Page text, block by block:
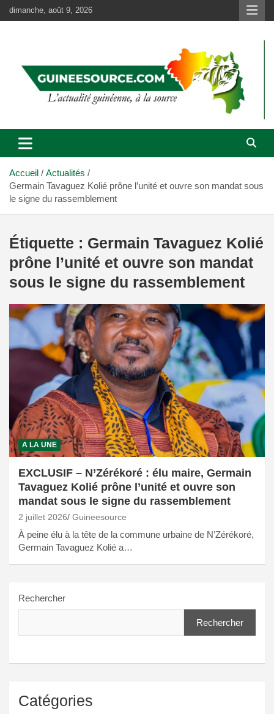
Aller
au
dimanche, août 9, 2026
Accueil
Actualités
Germain Tavaguez Kolié prône l’unité et ouvre son mandat sous
le signe du rassemblement
Étiquette : Germain Tavaguez Kolié
prône l’unité et ouvre son mandat
sous le signe du rassemblement
A LA UNE
EXCLUSIF – N’Zérékoré : élu maire, Germain
Tavaguez Kolié prône l’unité et ouvre son
mandat sous le signe du rassemblement
2 juillet 2026 Guineesource
À peine élu à la tête de la commune urbaine de N’Zérékoré,
Germain Tavaguez Kolié a…
Rechercher
Rechercher
Catégories